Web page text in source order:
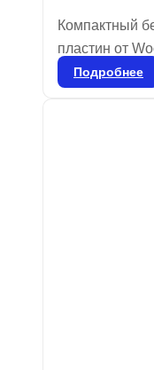
Компактный
пластин от
дюймовый
Подробнее